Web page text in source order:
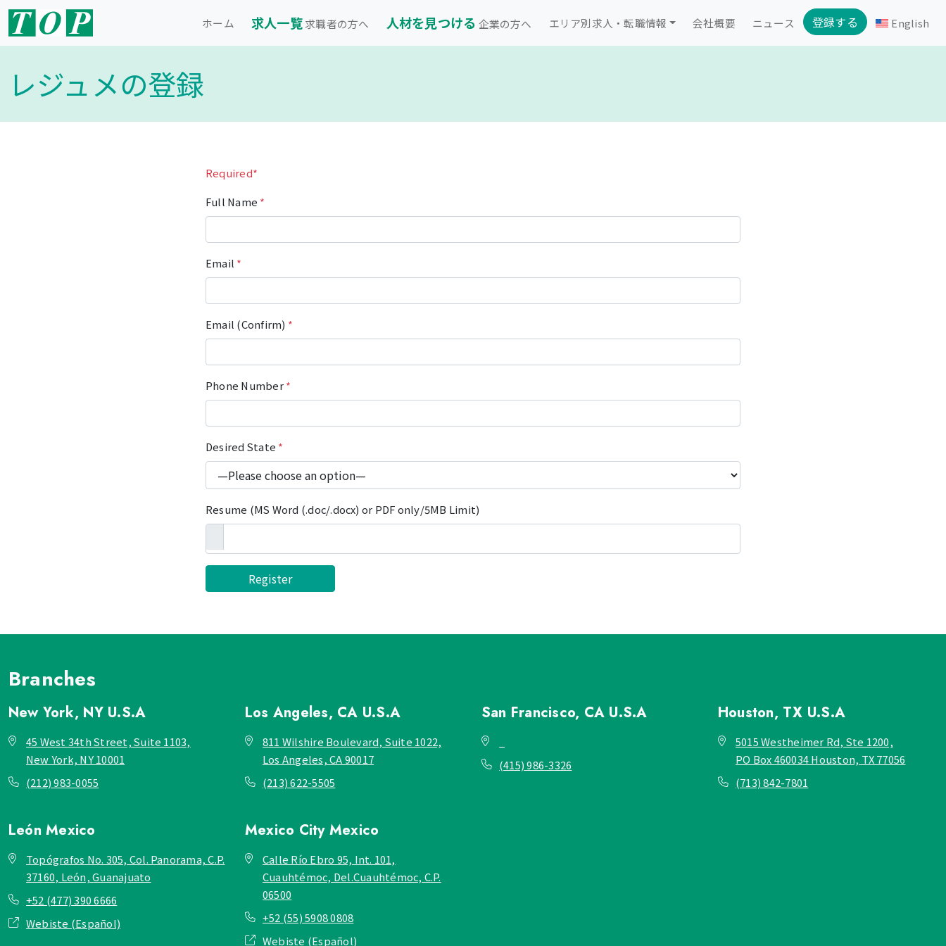
ホーム 求人一覧求職者の方へ 人材を見つける 企業の方へ エリア別求人・転職情報 会社概要 ニュース 登録する English
レジュメの登録
Required*
Full Name *
Email *
Email (Confirm) *
Phone Number*
Desired State *
Resume (MS Word (.doc/.docx) or PDF only/5MB Limit)
Branches
New York, NY U.S.A
45 West 34th Street, Suite 1103,
New York, NY 10001
(212) 983-0055
Los Angeles, CA U.S.A
811 Wilshire Boulevard, Suite 1022,
Los Angeles, CA 90017
(213) 622-5505
San Francisco, CA U.S.A
(415) 986-3326
Houston, TX U.S.A
5015 Westheimer Rd, Ste 1200,
PO Box 460034 Houston, TX 77056
(713) 842-7801
LeónMexico
Topógrafos No. 305, Col. Panorama, C.P.
37160, León, Guanajuato
+52 (477) 390 6666
Webiste (Español)
Mexico City Mexico
Calle Río Ebro 95, Int. 101,
Cuauhtémoc, Del.Cuauhtémoc, C.P.
06500
+52 (55) 5908 0808
Webiste (Español)